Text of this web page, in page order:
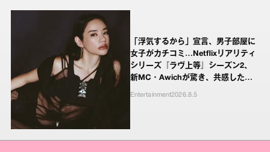
「浮気するから」宣言、男子部屋に
女子がカチコミ…Netflixリアリティ
シリーズ『ラヴ上等』シーズン2、
新MC・Awichが驚き、共感したヤ
Entertainment2026.8.5